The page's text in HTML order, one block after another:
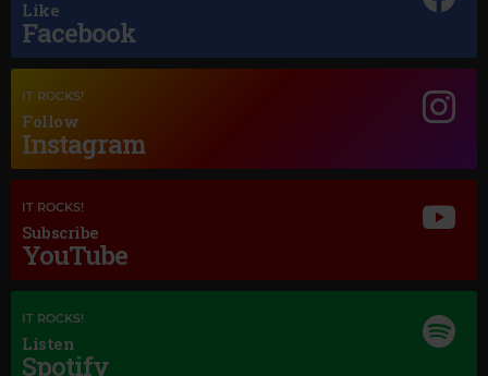
OTIS REDDING
Like
Facebook
IT ROCKS!
Follow
Instagram
IT ROCKS!
Subscribe
YouTube
IT ROCKS!
Listen
Spotify